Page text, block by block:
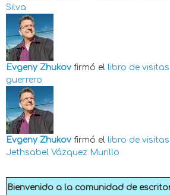
Silva
Evgeny Zhukov firmó el libro de
guerrero
Evgeny Zhukov firmó el libro de
Jethsabel Vázquez Murillo
Bienvenido a la comunidad de